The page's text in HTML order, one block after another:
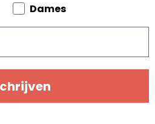
taupe
your pets
Dames